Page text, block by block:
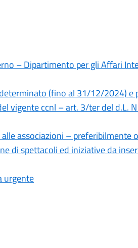
– Dipartimento per gli Affari
(fino al 31/12/2024)
vigente ccnl – art. 3/ter del d.L.
associazioni – preferibilmente
di spettacoli ed iniziative da
urgente